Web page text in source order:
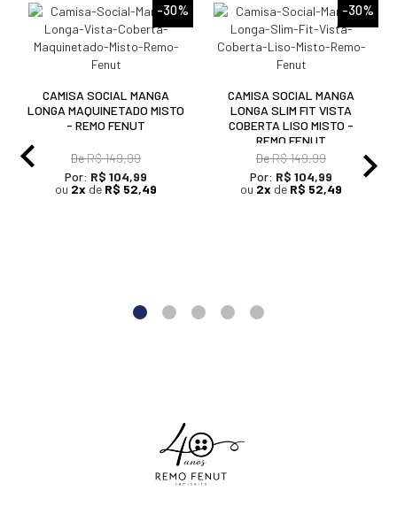
-30%
CAMISA SOCIAL MANGA
LONGA MAQUINETADO MISTO
- REMO FENUT
DeR$ 149,99
Por: R$ 104,99
ou 2x de R$ 52,49
-30%
CAMISA SOCIAL MANGA
LONGA SLIM FIT VISTA
COBERTA LISO MISTO -
REMO FENUT
DeR$ 149,99
Por: R$ 104,99
ou 2x de R$ 52,49